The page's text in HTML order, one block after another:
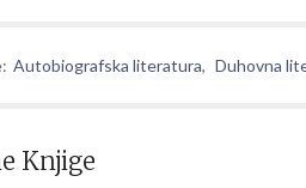
Autobiografska literatura, Duhovna
Knjige